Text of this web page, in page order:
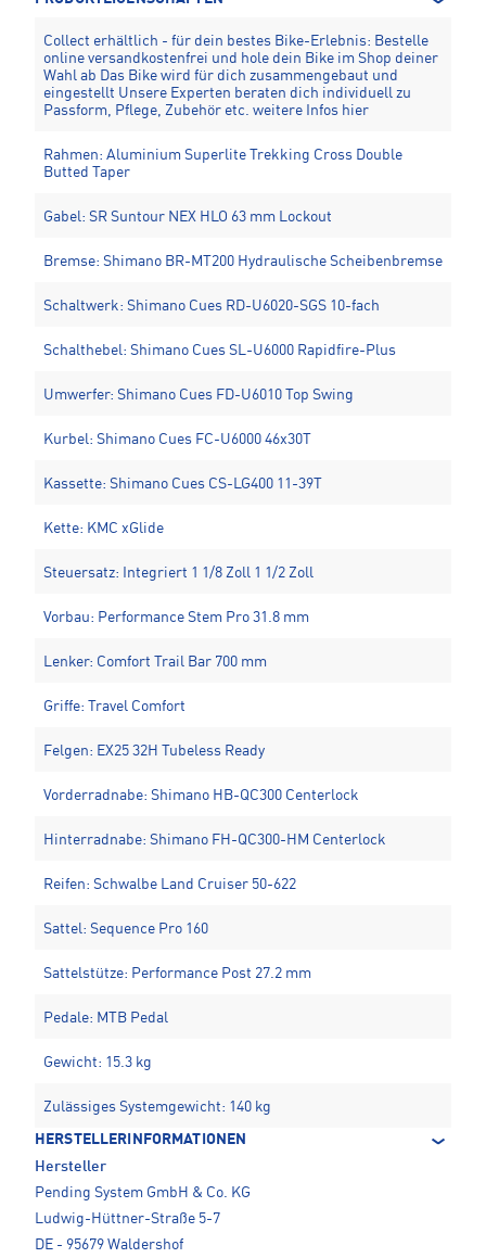
Collect erhältlich - für dein bestes Bike-Erlebnis: Bestelle
online versandkostenfrei und hole dein Bike im Shop deiner
Wahl ab Das Bike wird für dich zusammengebaut und
eingestellt Unsere Experten beraten dich individuell zu
Passform, Pflege, Zubehör etc. weitere Infos hier
Rahmen: Aluminium Superlite Trekking Cross Double
Butted Taper
Gabel: SR Suntour NEX HLO 63 mm Lockout
Bremse: Shimano BR-MT200 Hydraulische Scheibenbremse
Schaltwerk: Shimano Cues RD-U6020-SGS 10-fach
Schalthebel: Shimano Cues SL-U6000 Rapidfire-Plus
Umwerfer: Shimano Cues FD-U6010 Top Swing
Kurbel: Shimano Cues FC-U6000 46x30T
Kassette: Shimano Cues CS-LG400 11-39T
Kette: KMC xGlide
Steuersatz: Integriert 1 1/8 Zoll 1 1/2 Zoll
Vorbau: Performance Stem Pro 31.8 mm
Lenker: Comfort Trail Bar 700 mm
Griffe: Travel Comfort
Felgen: EX25 32H Tubeless Ready
Vorderradnabe: Shimano HB-QC300 Centerlock
Hinterradnabe: Shimano FH-QC300-HM Centerlock
Reifen: Schwalbe Land Cruiser 50-622
Sattel: Sequence Pro 160
Sattelstütze: Performance Post 27.2 mm
Pedale: MTB Pedal
Gewicht: 15.3 kg
Zulässiges Systemgewicht: 140 kg
HERSTELLERINFORMATIONEN
Hersteller
Pending System GmbH & Co. KG
Ludwig-Hüttner-Straße 5-7
DE - 95679 Waldershof